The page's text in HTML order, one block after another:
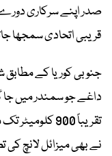
صدر اپنے سرکاری دورے
قریبی اتحادی سمجھا
جنوبی کوریا کے مطابق
داغے جو سمندر میں
تقریباً 900
نے بھی میزائل لانچ